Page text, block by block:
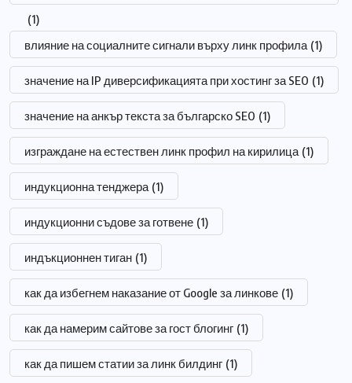
(1)
влияние на социалните сигнали върху линк профила (1)
значение на IP диверсификацията при хостинг за SEO (1)
значение на анкър текста за българско SEO (1)
изграждане на естествен линк профил на кирилица (1)
индукционна тенджера (1)
индукционни съдове за готвене (1)
индъкционнен тиган (1)
как да избегнем наказание от Google за линкове (1)
как да намерим сайтове за гост блогинг (1)
как да пишем статии за линк билдинг (1)